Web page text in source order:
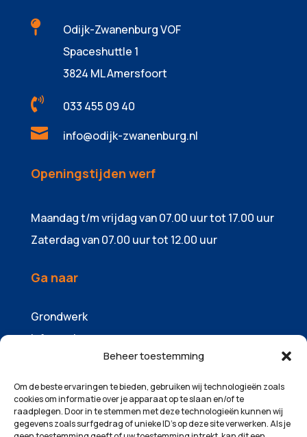
Beheer toestemming
Om de beste ervaringen te bieden, gebruiken wij technologieën zoals
cookies om informatie over je apparaat op te slaan en/of te
raadplegen. Door in te stemmen met deze technologieën kunnen wij
gegevens zoals surfgedrag of unieke ID's op deze site verwerken. Als je

Odijk-Zwanenburg VOF
Spaceshuttle 1
3824 ML Amersfoort
 033 455 09 40
 info@odijk-zwanenburg.nl
Openingstijden werf
Maandag t/m vrijdag van 07.00 uur tot 17.00 uur
Zaterdag van 07.00 uur tot 12.00 uur
Ga naar
Grondwerk
Infrawerk
Containers & zandhandel
Machinepark
Over ons